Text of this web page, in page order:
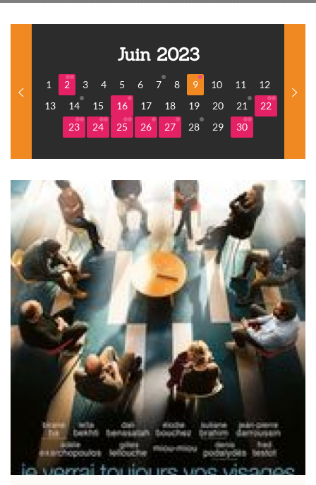
Juin 2023
1 2 3 4 5 6 7 8 9 10 11
12
13
14 15 16 17 18 19 20 21
22
23
24 25 26 27 28 29 30